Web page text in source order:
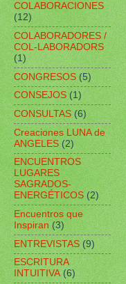
COLABORACIONES
(12)
COLABORADORES /
COL-LABORADORS
(1)
CONGRESOS (5)
CONSEJOS (1)
CONSULTAS (6)
Creaciones LUNA de
ANGELES (2)
ENCUENTROS
LUGARES
SAGRADOS-
ENERGÉTICOS (2)
Encuentros que
Inspiran (3)
ENTREVISTAS (9)
ESCRITURA
INTUITIVA (6)